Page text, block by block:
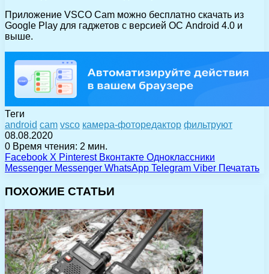
Приложение VSCO Cam можно бесплатно скачать из
Google Play для гаджетов с версией ОС Android 4.0 и
выше.
Теги
android cam vsco камера-фоторедактор фильтруют
08.08.2020
0 Время чтения: 2 мин.
Facebook X Pinterest Вконтакте Одноклассники
Messenger Messenger WhatsApp Telegram Viber Печатать
ПОХОЖИЕ СТАТЬИ